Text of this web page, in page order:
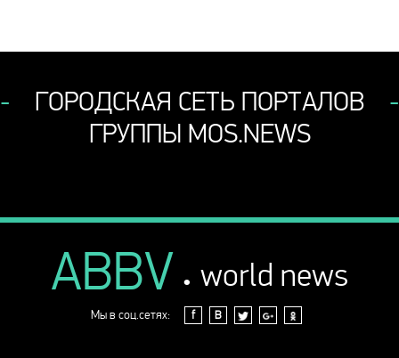
ГОРОДСКАЯ СЕТЬ ПОРТАЛОВ
ГРУППЫ MOS.NEWS
ABBV . world news
Мы в соц.сетях: f В